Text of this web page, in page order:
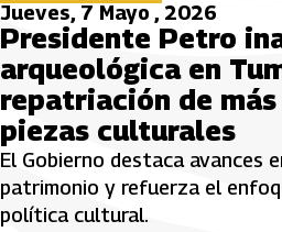
Jueves, 7 Mayo , 2026
Presidente Petro
arqueológica en
repatriación de
piezas culturales
El Gobierno destaca avances
patrimonio y refuerza el
política cultural.